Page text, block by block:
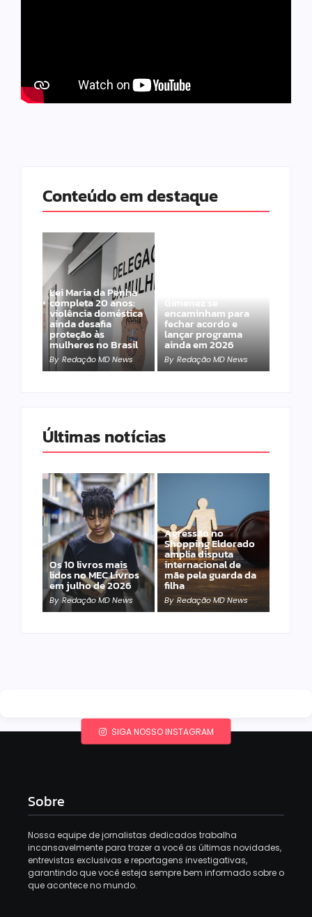
Conteúdo em destaque
Lei Maria da Penha
completa 20 anos:
violência doméstica
ainda desafia
proteção às
mulheres no Brasil
By Redação MD News
Gimenez se
encaminham para
fechar acordo e
lançar programa
ainda em 2026
By Redação MD News
Últimas notícias
Os 10 livros mais
lidos no MEC Livros
em julho de 2026
By Redação MD News
Agressão no
Shopping Eldorado
amplia disputa
internacional de
mãe pela guarda da
filha
By Redação MD News
SIGA NOSSO INSTAGRAM
Sobre
Nossa equipe de jornalistas dedicados trabalha
incansavelmente para trazer a você as últimas novidades,
entrevistas exclusivas e reportagens investigativas,
garantindo que você esteja sempre bem informado sobre o
que acontece no mundo.